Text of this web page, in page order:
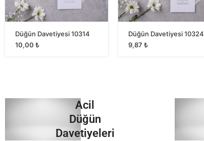
Düğün Davetiyesi 10314
10,00 ₺
Düğün Davetiyesi 10324
9,87 ₺
Acil
Düğün
Davetiyeleri